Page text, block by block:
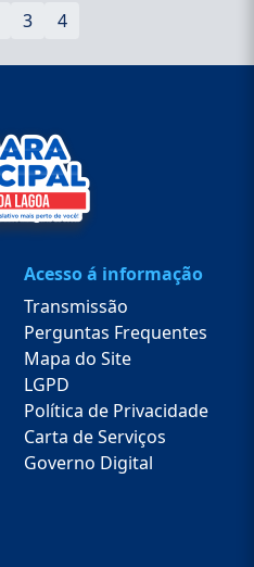
3 4
Acesso á informação
Transmissão
Perguntas Frequentes
Mapa do Site
LGPD
Política de Privacidade
Carta de Serviços
Governo Digital